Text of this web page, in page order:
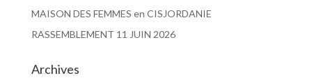
MAISON DES FEMMES en CISJORDANIE
RASSEMBLEMENT 11 JUIN 2026
Archives